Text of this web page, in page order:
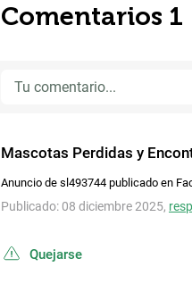
Comentarios 1
Mascotas Perdidas y
Anuncio de sl493744 publicado en
Publicado: 08 diciembre 2025,
Quejarse